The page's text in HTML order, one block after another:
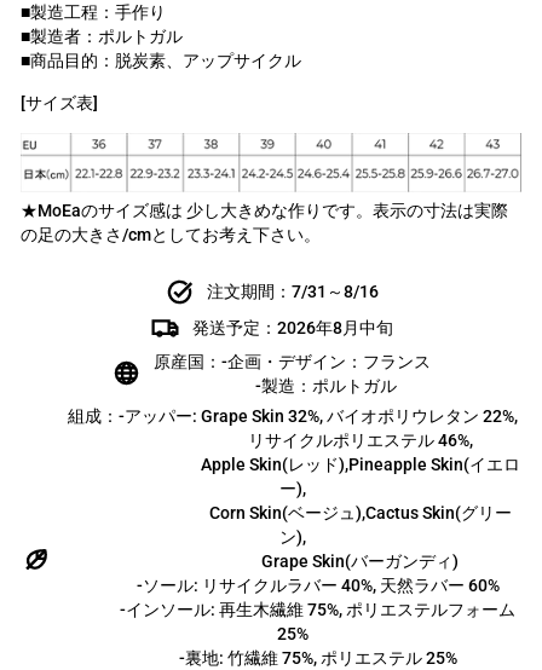
■製造工程：手作り
■製造者：ポルトガル
■商品目的：脱炭素、アップサイクル
[サイズ表]
★MoEaのサイズ感は 少し大きめな作りです。表示の寸法は実際
の足の大きさ/cmとしてお考え下さい。
注文期間：7/31～8/16
発送予定：2026年8月中旬
原産国：-企画・デザイン：フランス
-製造：ポルトガル
組成：-アッパー: Grape Skin 32%, バイオポリウレタン 22%,
リサイクルポリエステル 46%,
Apple Skin(レッド),Pineapple Skin(イエロ
ー),
Corn Skin(ベージュ),Cactus Skin(グリー
ン),
Grape Skin(バーガンディ)
-ソール: リサイクルラバー 40%, 天然ラバー 60%
-インソール: 再生木繊維 75%, ポリエステルフォーム
25%
-裏地: 竹繊維 75%, ポリエステル 25%